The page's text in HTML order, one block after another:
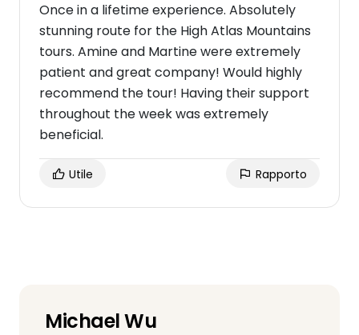
Once in a lifetime experience. Absolutely
stunning route for the High Atlas Mountains
tours. Amine and Martine were extremely
patient and great company! Would highly
recommend the tour! Having their support
throughout the week was extremely
beneficial.
Utile Rapporto
Michael Wu